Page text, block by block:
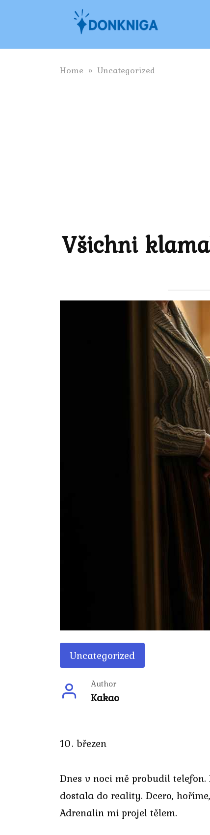
Home » Uncategorized
Všichni
Uncategorized
Author
Kakao
10. březen
Dnes v noci mě probudil
dostala do reality. Dcero,
Adrenalin mi projel tělem.